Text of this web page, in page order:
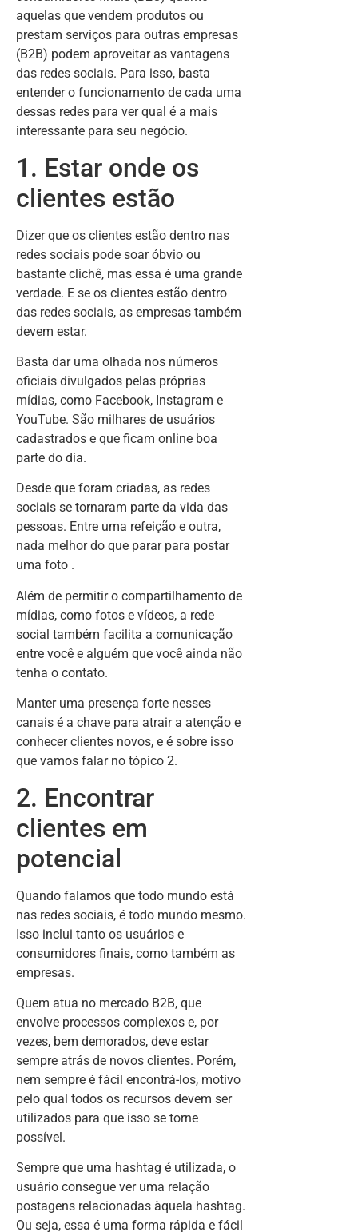
aquelas que vendem produtos ou
prestam serviços para outras empresas
(B2B) podem aproveitar as vantagens
das redes sociais. Para isso, basta
entender o funcionamento de cada uma
dessas redes para ver qual é a mais
interessante para seu negócio.
1. Estar onde os
clientes estão
Dizer que os clientes estão dentro nas
redes sociais pode soar óbvio ou
bastante clichê, mas essa é uma grande
verdade. E se os clientes estão dentro
das redes sociais, as empresas também
devem estar.
Basta dar uma olhada nos números
oficiais divulgados pelas próprias
mídias, como Facebook, Instagram e
YouTube. São milhares de usuários
cadastrados e que ficam online boa
parte do dia.
Desde que foram criadas, as redes
sociais se tornaram parte da vida das
pessoas. Entre uma refeição e outra,
nada melhor do que parar para postar
uma foto .
Além de permitir o compartilhamento de
mídias, como fotos e vídeos, a rede
social também facilita a comunicação
entre você e alguém que você ainda não
tenha o contato.
Manter uma presença forte nesses
canais é a chave para atrair a atenção e
conhecer clientes novos, e é sobre isso
que vamos falar no tópico 2.
2. Encontrar
clientes em
potencial
Quando falamos que todo mundo está
nas redes sociais, é todo mundo mesmo.
Isso inclui tanto os usuários e
consumidores finais, como também as
empresas.
Quem atua no mercado B2B, que
envolve processos complexos e, por
vezes, bem demorados, deve estar
sempre atrás de novos clientes. Porém,
nem sempre é fácil encontrá-los, motivo
pelo qual todos os recursos devem ser
utilizados para que isso se torne
possível.
Sempre que uma hashtag é utilizada, o
usuário consegue ver uma relação
postagens relacionadas àquela hashtag.
Ou seja, essa é uma forma rápida e fácil